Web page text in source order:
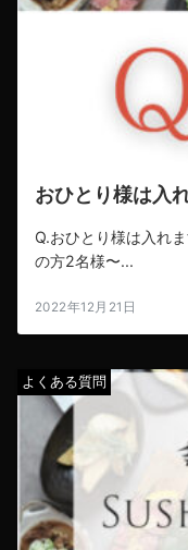
おひとり様は入
Q.おひとり様は入れ
の方2名様〜...
2022年12月21日
よくある質問